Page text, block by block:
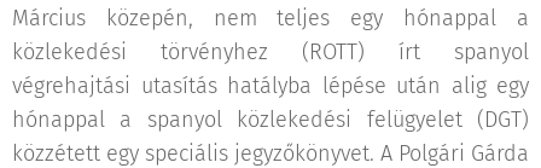
Március közepén, nem teljes egy hónappal a
közlekedési törvényhez (ROTT) írt spanyol
végrehajtási utasítás hatályba lépése után alig egy
hónappal a spanyol közlekedési felügyelet (DGT)
közzétett egy speciális jegyzőkönyvet. A Polgári Gárda